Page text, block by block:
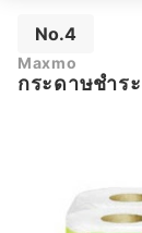
No.4
Maxmo
กระดาษชำระ